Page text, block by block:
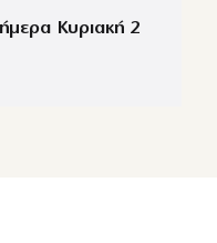
Κυριακή 2